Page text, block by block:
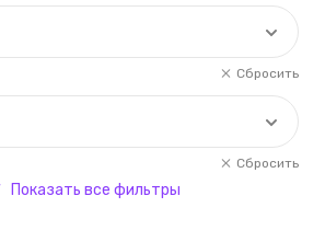
Сбросить
Сбросить
Показать все фильтры